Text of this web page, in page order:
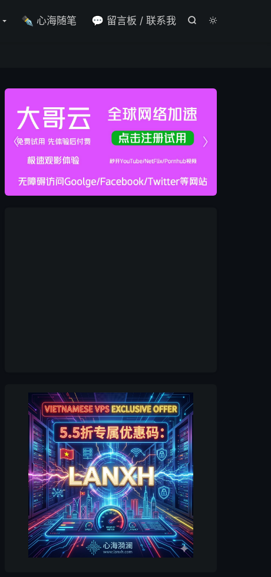


✒️ 心海随笔 💬 留言板 / 联系我

